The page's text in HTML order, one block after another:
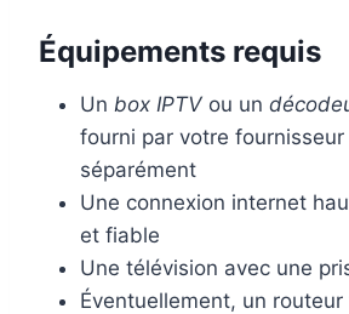
Équipements requis
Un box IPTV ou un
fourni par votre
séparément
Une connexion internet
et fiable
Une télévision avec une
Éventuellement, un